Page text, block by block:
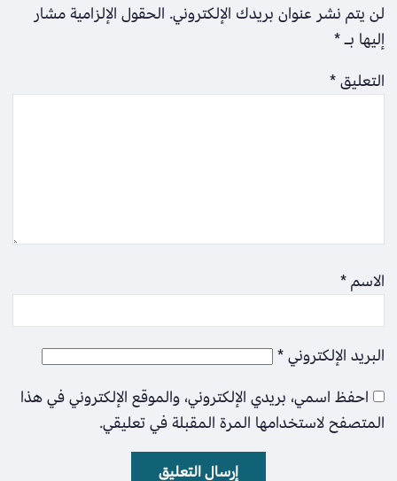
لن يتم نشر عنوان بريدك الإلكتروني. الحقول الإلزامية مشار
إليها بـ*
التعليق*
الاسم*
البريد الإلكتروني*
احفظ اسمي، بريدي الإلكتروني، والموقع الإلكتروني في هذا
المتصفح لاستخدامها المرة المقبلة في تعليقي.